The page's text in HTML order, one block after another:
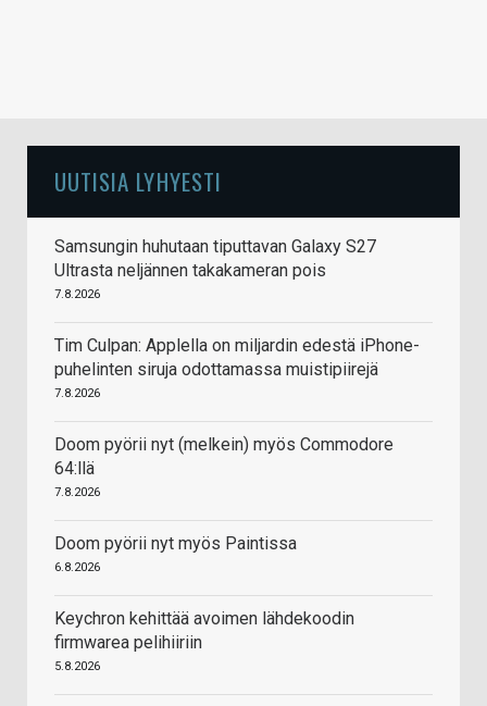
UUTISIA LYHYESTI
Samsungin huhutaan tiputtavan Galaxy S27
Ultrasta neljännen takakameran pois
7.8.2026
Tim Culpan: Applella on miljardin edestä iPhone-
puhelinten siruja odottamassa muistipiirejä
7.8.2026
Doom pyörii nyt (melkein) myös Commodore
64:llä
7.8.2026
Doom pyörii nyt myös Paintissa
6.8.2026
Keychron kehittää avoimen lähdekoodin
firmwarea pelihiiriin
5.8.2026